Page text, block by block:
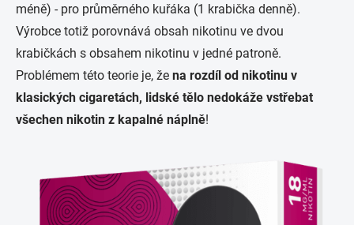
méně) - pro průměrného kuřáka (1 krabička denně).
Výrobce totiž porovnává obsah nikotinu ve dvou
krabičkách s obsahem nikotinu v jedné patroně.
Problémem této teorie je, že na rozdíl od nikotinu v
klasických cigaretách, lidské tělo nedokáže vstřebat
všechen nikotin z kapalné náplně!